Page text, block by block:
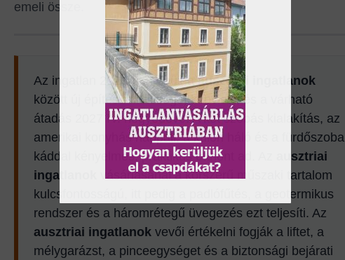
emeli össze.
Az ingatlan 2026-ban épül, aausztriai ingatlanok
között új építésű minőséget képvisel, és a várható
átadás 2027 IV. negyedéve. A két szobás kialakítás, az
amerikai konyhás nappali, a külön háló és a fürdőszoba
káddal kényelmes, praktikus otthont ad. Az
ausztriai
ingatlanok
vásárlásánál a korszerű műszaki tartalom
kulcsfontosságú, itt pedig a padlófűtés, a geotermikus
rendszer és a háromrétegű üvegezés ezt teljesíti. Az
ausztriai ingatlanok vevői értékelni fogják a liftet, a
mélygarázst, a pinceegységet és a biztonsági bejárati